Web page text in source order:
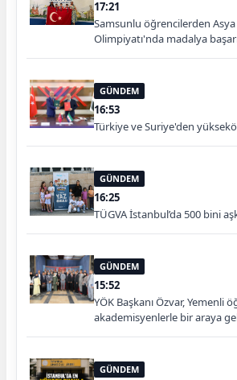
17:21
Samsunlu öğrencilerden
Olimpiyatı'nda madalya
GÜNDEM
16:53
Türkiye ve Suriye'den
GÜNDEM
16:25
TÜGVA İstanbul’da 500 bini
GÜNDEM
15:52
YÖK Başkanı Özvar, Yemenli
akademisyenlerle bir araya
GÜNDEM